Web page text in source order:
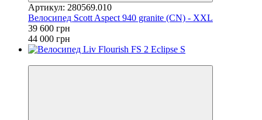
Артикул: 280569.010
Велосипед Scott Aspect 940 granite (CN) - XXL
39 600 грн
44 000 грн